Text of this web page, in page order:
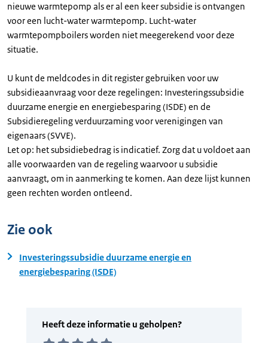
nieuwe warmtepomp als er al een keer subsidie is ontvangen
voor een lucht-water warmtepomp. Lucht-water
warmtepompboilers worden niet meegerekend voor deze
situatie.
U kunt de meldcodes in dit register gebruiken voor uw
subsidieaanvraag voor deze regelingen: Investeringssubsidie
duurzame energie en energiebesparing (ISDE) en de
Subsidieregeling verduurzaming voor verenigingen van
eigenaars (SVVE).
Let op: het subsidiebedrag is indicatief. Zorg dat u voldoet aan
alle voorwaarden van de regeling waarvoor u subsidie
aanvraagt, om in aanmerking te komen. Aan deze lijst kunnen
geen rechten worden ontleend.
Zie ook
Investeringssubsidie duurzame energie en
energiebesparing (ISDE)